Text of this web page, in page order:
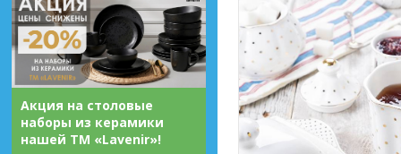
Акция на столовые
наборы из керамики
нашей ТМ «Lavenir»!